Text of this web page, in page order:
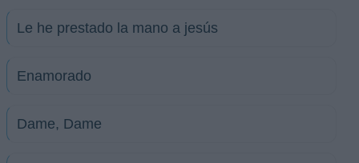
Le he prestado la mano a jesús
Enamorado
Dame, Dame